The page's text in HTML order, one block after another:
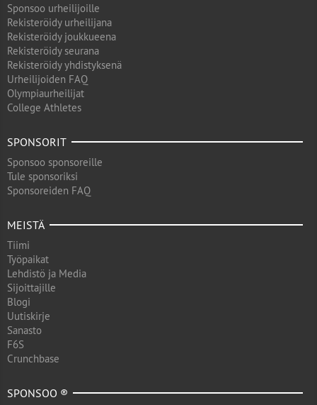
Sponsoo urheilijoille
Rekisteröidy urheilijana
Rekisteröidy joukkueena
Rekisteröidy seurana
Rekisteröidy yhdistyksenä
Urheilijoiden FAQ
Olympiaurheilijat
College Athletes
SPONSORIT
Sponsoo sponsoreille
Tule sponsoriksi
Sponsoreiden FAQ
MEISTÄ
Tiimi
Työpaikat
Lehdistö ja Media
Sijoittajille
Blogi
Uutiskirje
Sanasto
F6S
Crunchbase
SPONSOO ®